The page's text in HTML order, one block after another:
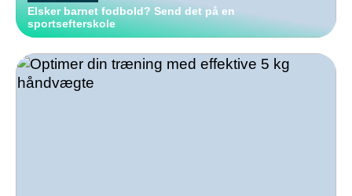
Elsker barnet fodbold? Send det på en
sportsefterskole